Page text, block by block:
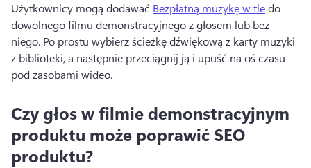
Użytkownicy mogą dodawać Bezpłatną muzykę w tle do
dowolnego filmu demonstracyjnego z głosem lub bez
niego. Po prostu wybierz ścieżkę dźwiękową z karty muzyki
z biblioteki, a następnie przeciągnij ją i upuść na oś czasu
pod zasobami wideo.
Czy głos w filmie demonstracyjnym
produktu może poprawić SEO
produktu?